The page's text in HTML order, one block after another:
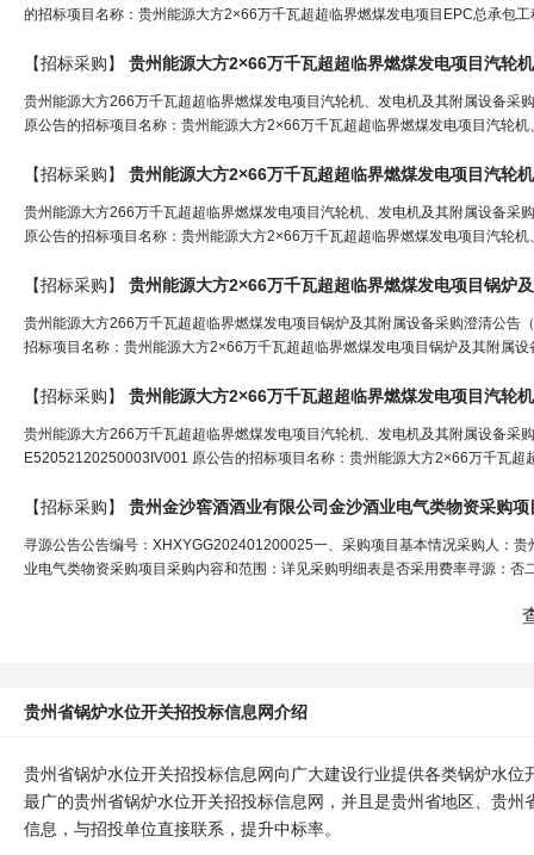
的招标项目名称：贵州能源大方2×66万千瓦超超临界燃煤发电项目EPC总承包
【招标采购】
贵州能源大方266万千瓦超超临界燃煤发电项目汽轮机、发电机及其附属设备
原公告的招标项目名称：贵州能源大方2×66万千瓦超超临界燃煤发电项目汽轮
【招标采购】
贵州能源大方266万千瓦超超临界燃煤发电项目汽轮机、发电机及其附属设备
原公告的招标项目名称：贵州能源大方2×66万千瓦超超临界燃煤发电项目汽轮
【招标采购】 贵州能源大方2×66万千瓦超超临界燃煤发电项目锅炉
贵州能源大方266万千瓦超超临界燃煤发电项目锅炉及其附属设备采购澄清公
招标项目名称：贵州能源大方2×66万千瓦超超临界燃煤发电项目锅炉及其附属
【招标采购】
贵州能源大方266万千瓦超超临界燃煤发电项目汽轮机、发电机及其附属设备
E52052120250003IV001 原公告的招标项目名称：贵州能源大方2×66万千瓦
【招标采购】 贵州金沙窖酒酒业有限公司金沙酒业电气类物资采购项
寻源公告公告编号：XHXYGG202401200025一、采购项目基本情况采购人：
业电气类物资采购项目采购内容和范围：详见采购明细表是否采用费率寻源：
贵州省锅炉水位开关招投标信息网介绍
贵州省锅炉水位开关招投标信息网向广大建设行业提供各类锅炉水
最广的贵州省锅炉水位开关招投标信息网，并且是贵州省地区、贵
信息，与招投单位直接联系，提升中标率。